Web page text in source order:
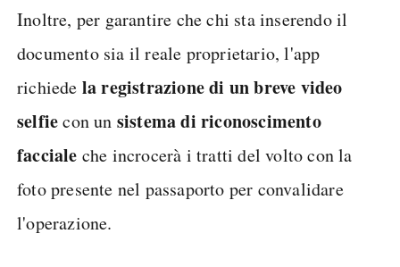
Inoltre, per garantire che chi sta inserendo il
documento sia il reale proprietario, l'app
richiede la registrazione di un breve video
selfiecon un sistema di riconoscimento
facciale che incrocerà i tratti del volto con la
foto presente nel passaporto per convalidare
l'operazione.